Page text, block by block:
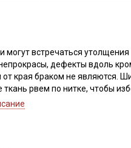
могут встречаться утолщения
дефекты вдоль
от края браком не являются.
рвем по нитке, чтобы
дальнейшей обработке. Важно,